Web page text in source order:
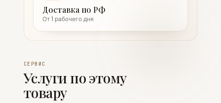
Доставка по РФ
От 1 рабочего дня
СЕРВИС
Услуги по этому
товару